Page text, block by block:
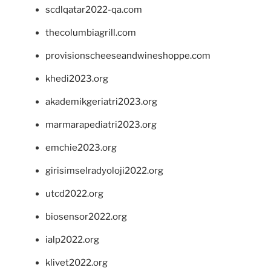
scdlqatar2022-qa.com
thecolumbiagrill.com
provisionscheeseandwineshoppe.com
khedi2023.org
akademikgeriatri2023.org
marmarapediatri2023.org
emchie2023.org
girisimselradyoloji2022.org
utcd2022.org
biosensor2022.org
ialp2022.org
klivet2022.org